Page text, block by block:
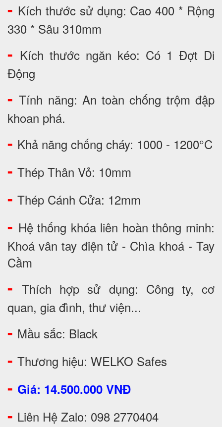
- Kích thước sử dụng: Cao 400 * Rộng
330 * Sâu 310mm
- Kích thước ngăn kéo: Có 1 Đợt Di
Động
-Tính năng: An toàn chống trộm đập
khoan phá.
- Khả năng chống cháy: 1000 - 1200°C
- Thép Thân Vỏ: 10mm
- Thép Cánh Cửa: 12mm
- Hệ thống khóa liên hoàn thông minh:
Khoá vân tay điện tử - Chìa khoá - Tay
Cầm
-Thích hợp sử dụng: Công ty, cơ
quan, gia đình, thư viện...
- Mầu sắc: Black
- Thương hiệu: WELKO Safes
- Giá: 14.500.000 VNĐ
- Liên Hệ Zalo: 098 2770404